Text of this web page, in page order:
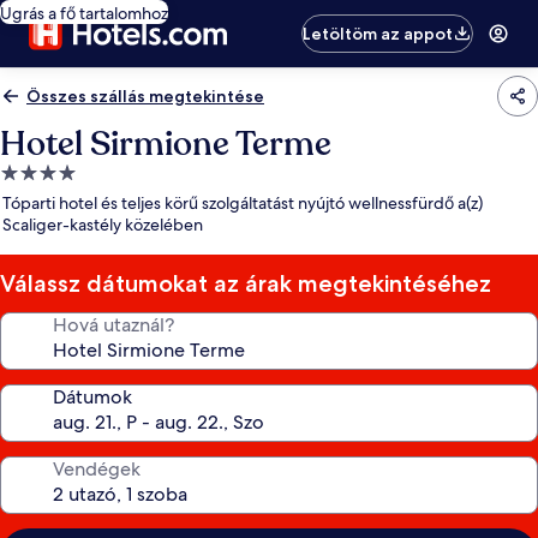
Ugrás a fő tartalomhoz
Letöltöm az appot
Összes szállás megtekintése
Hotel Sirmione Terme
4.0
csillagos
szálláshely
Tóparti hotel és teljes körű szolgáltatást nyújtó wellnessfürdő a(z)
Scaliger-kastély közelében
Válassz dátumokat az árak megtekintéséhez
Hová utaznál?
Dátumok
Vendégek